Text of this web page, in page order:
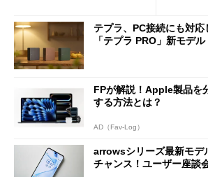
テプラ、PC接続にも対応
「テプラ PRO」新モデル
FPが解説！Apple製品を
する方法とは？
AD（Fav-Log）
arrowsシリーズ最新モデ
チャンス！ユーザー座談